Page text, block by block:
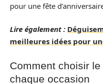
pour une fête
Lire également :
meilleures idées pour
Comment choisir
chaque occasion